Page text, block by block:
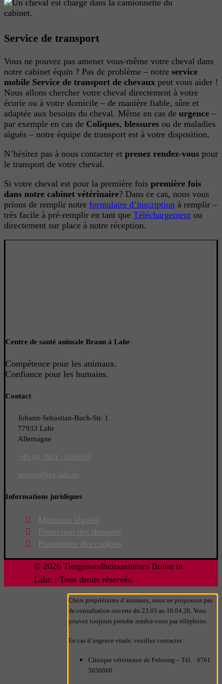
Service de transport
Vous ne pouvez pas amener vous-même votre cheval dans
notre cabinet équin ? Pas de problème – notre service
mobile Service de transport de chevaux peut vous aider !
Nous allons chercher votre cheval directement à votre
écurie ou à votre domicile – de manière fiable, sûre et
adaptée aux besoins du cheval. Même en cas de urgence –
par exemple en cas de Coliques, blessures ou de maladies
aiguës – notre équipe de transport est à votre disposition.
N’hésitez pas à nous contacter et prenez rendez-vous pour
le transport de votre cheval.
Si votre cheval est pour la première fois première fois
dans notre cabinet vétérinaire? Dans ce cas, nous vous
prions de remplir notre formulaire d’inscription à remplir –
très facile à pré-remplir en tant que Téléchargement ou
directement sur place à notre réception.
Centre de santé animale Braun à Lahr
Compétence pour les animaux.
Confiance pour les humains.
Contact
Johann-Sebastian-Bach-Str. 1
77933 Lahr
Allemagne
+49 (0) 7821 - 92069-0
service@tgz-lahr.de
Informations juridiques
Mentions légales
Protection des données
Paramètres des cookies
© 2026 Tiergesundheitszentrum Braun in
Lahr. | Tous droits réservés.
Chers propriétaires d’animaux, nous ne proposons pas
de consultation ouverte du 23.03 au 10.04.26. Vous
pouvez toujours prendre rendez-vous par téléphone.
En cas d’urgence vitale, veuillez contacter :
Clinique vétérinaire de Fribourg – Tél. : 0761
5036660